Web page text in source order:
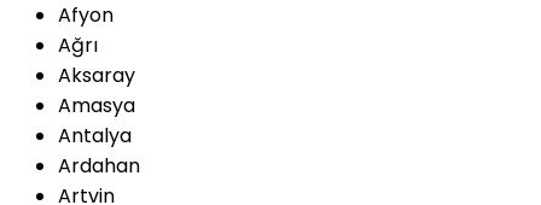
Afyon
Ağrı
Aksaray
Amasya
Antalya
Ardahan
Artvin